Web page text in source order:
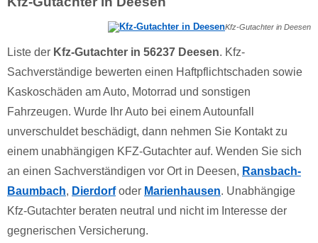
Kfz-Gutachter in Deesen
Liste der Kfz-Gutachter in 56237 Deesen. Kfz-
Sachverständige bewerten einen Haftpflichtschaden sowie
Kaskoschäden am Auto, Motorrad und sonstigen
Fahrzeugen. Wurde Ihr Auto bei einem Autounfall
unverschuldet beschädigt, dann nehmen Sie Kontakt zu
einem unabhängigen KFZ-Gutachter auf. Wenden Sie sich
an einen Sachverständigen vor Ort in Deesen, Ransbach-
Baumbach, Dierdorfoder Marienhausen. Unabhängige
Kfz-Gutachter beraten neutral und nicht im Interesse der
gegnerischen Versicherung.